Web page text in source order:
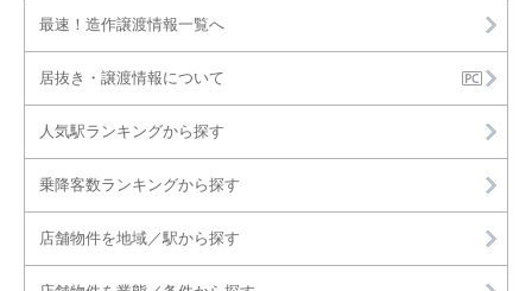
最速！造作譲渡情報一覧へ
居抜き・譲渡情報について
人気駅ランキングから探す
乗降客数ランキングから探す
店舗物件を地域／駅から探す